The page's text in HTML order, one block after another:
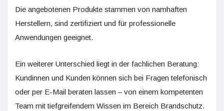
Die angebotenen Produkte stammen von namhaften
Herstellern, sind zertifiziert und für professionelle
Anwendungen geeignet.
Ein weiterer Unterschied liegt in der fachlichen Beratung:
Kundinnen und Kunden können sich bei Fragen telefonisch
oder per E-Mail beraten lassen – von einem kompetenten
Team mit tiefgreifendem Wissen im Bereich Brandschutz.